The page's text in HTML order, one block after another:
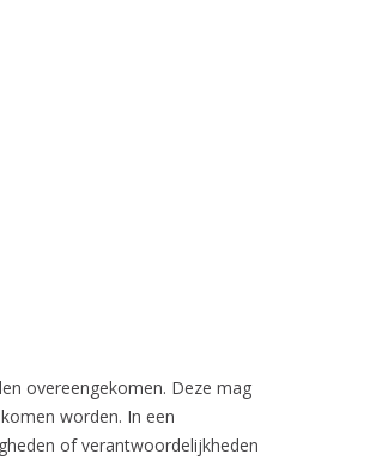
overeengekomen. Deze mag
worden. In een
of verantwoordelijkheden